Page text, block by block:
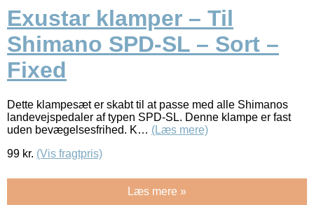
Exustar klamper – Til
Shimano SPD-SL – Sort –
Fixed
Dette klampesæt er skabt til at passe med alle Shimanos
landevejspedaler af typen SPD-SL. Denne klampe er fast
uden bevægelsesfrihed. K… (Læs mere)
99 kr. (Vis fragtpris)
Læs mere »